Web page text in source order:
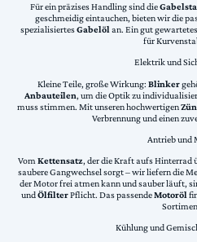
Für ein präzises Handling sind die
geschmeidig eintauchen, bieten wir die
spezialisiertesGabelölan. Ein gut
für
Elektrik und
Kleine Teile, große Wirkung: Blinker
Anbauteilen, um die Optik zu
muss stimmen. Mit unseren hochwertigen
Verbrennung und einen
Antrieb und
VomKettensatz, der die Kraft aufs Hinterrad
saubere Gangwechsel sorgt – wir liefern die
der Motor frei atmen kann und sauber läuft,
undÖlfilterPflicht. Das passendeMotoröl
Kühlung und